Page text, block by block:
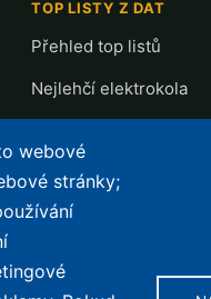
TOP LISTY Z DAT
Přehled top listů
Nejlehčí elektrokola
Nejlevnější s Bosch CX
Největší poklesy cen
webové
stránky;